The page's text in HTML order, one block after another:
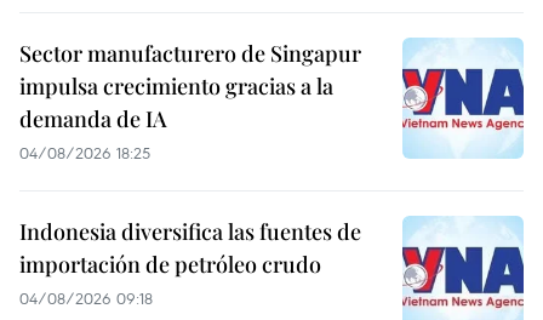
Sector manufacturero de Singapur
impulsa crecimiento gracias a la
demanda de IA
04/08/2026 18:25
Indonesia diversifica las fuentes de
importación de petróleo crudo
04/08/2026 09:18